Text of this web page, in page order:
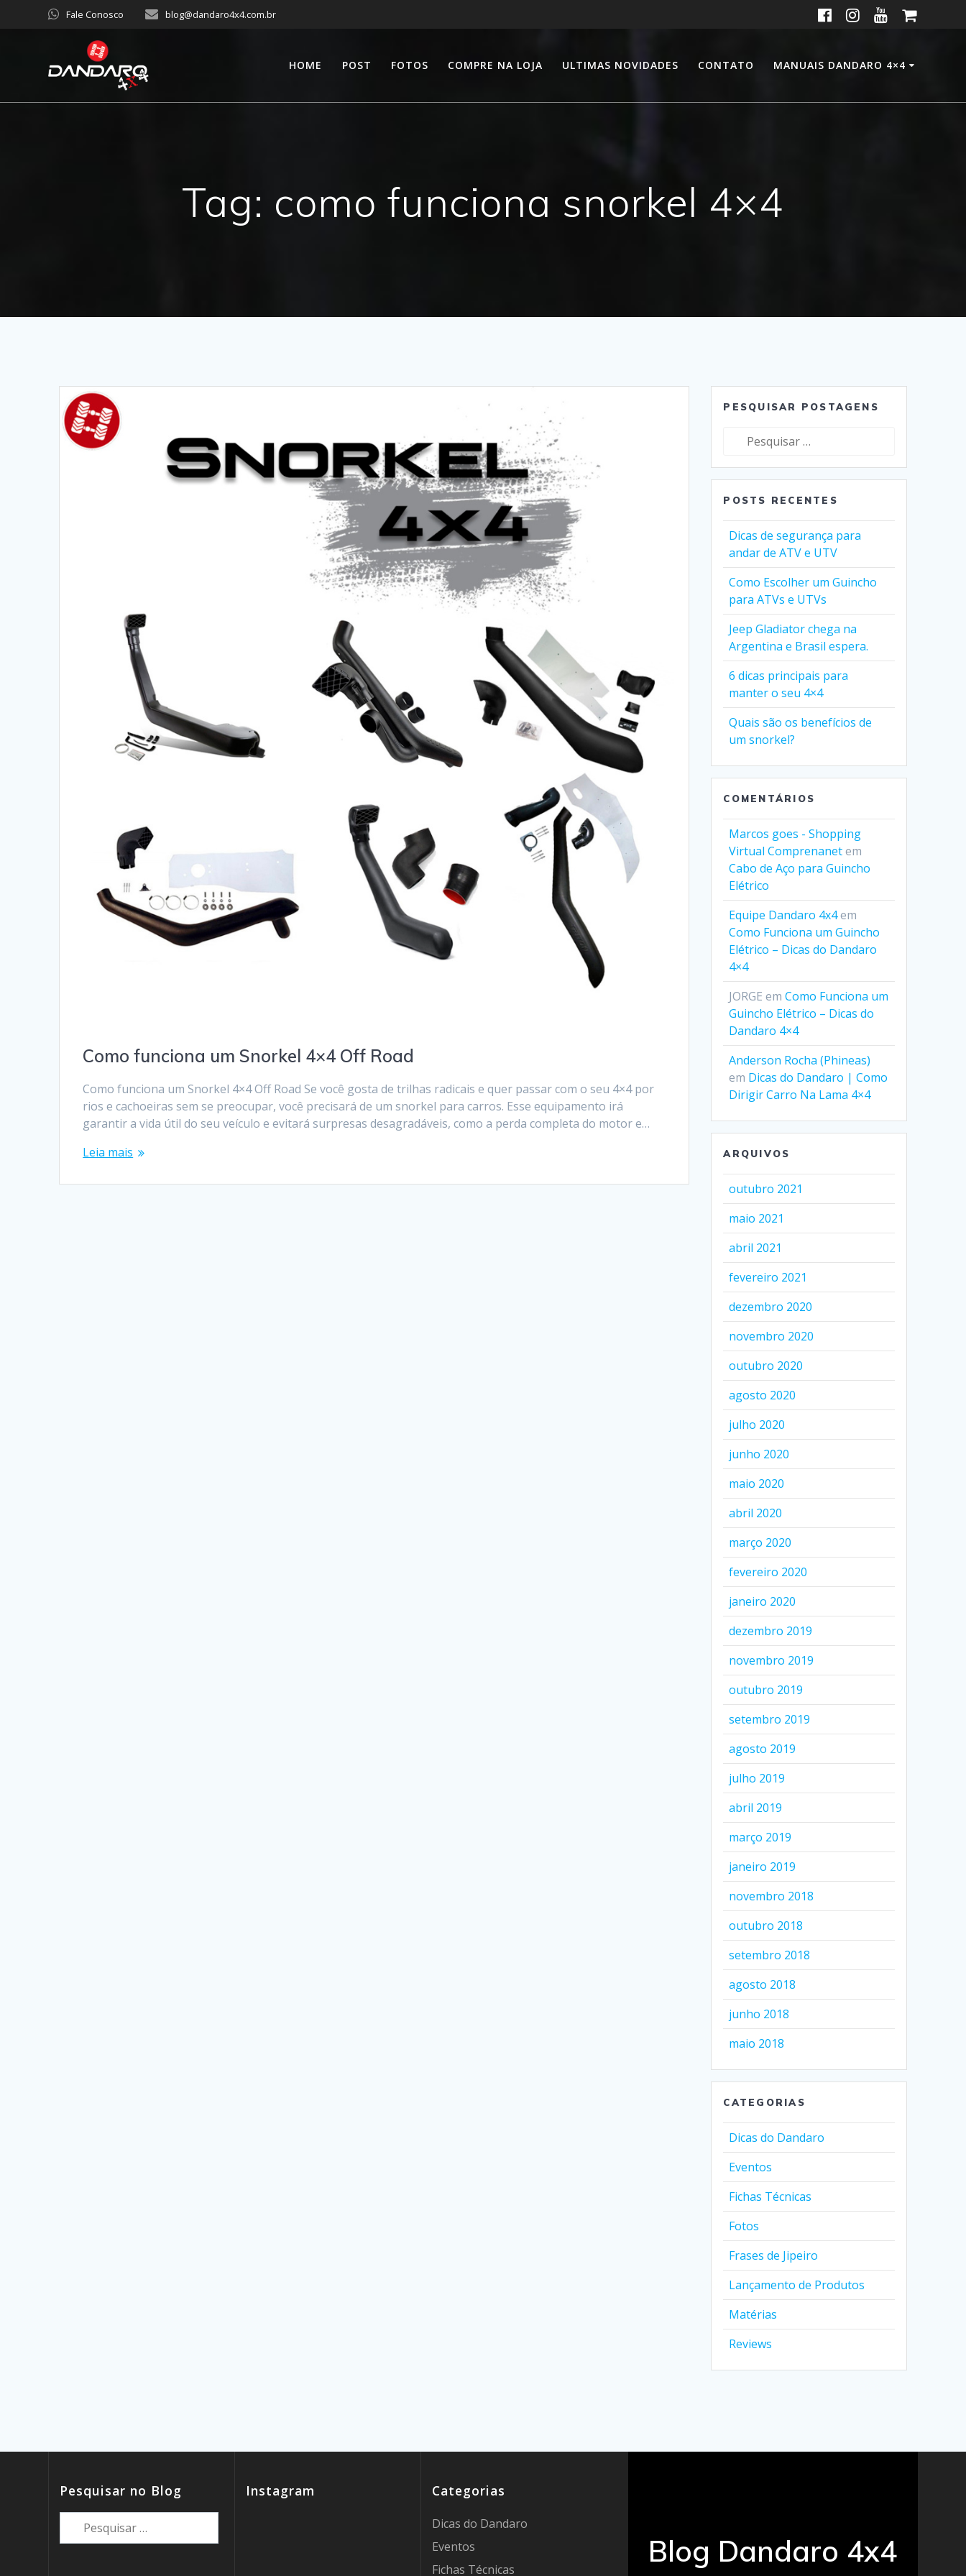
Fale Conosco blog@dandaro4x4.com.br
HOME POST FOTOS COMPRE NA LOJA ULTIMAS NOVIDADES CONTATO MANUAIS DANDARO 4×4
Tag: como funciona snorkel 4×4
Como funciona um Snorkel 4×4 Off Road
Como funciona um Snorkel 4×4 Off Road Se você gosta de trilhas radicais e quer passar com o seu 4×4 por
rios e cachoeiras sem se preocupar, você precisará de um snorkel para carros. Esse equipamento irá
garantir a vida útil do seu veículo e evitará surpresas desagradáveis, como a perda completa do motor e…
Leia mais
PESQUISAR POSTAGENS
Pesquisar
POSTS RECENTES
Dicas de segurança para
andar de ATV e UTV
Como Escolher um Guincho
para ATVs e UTVs
Jeep Gladiator chega na
Argentina e Brasil espera.
6 dicas principais para
manter o seu 4×4
Quais são os benefícios de
um snorkel?
COMENTÁRIOS
Marcos goes - Shopping
Virtual Comprenanetem
Cabo de Aço para Guincho
Elétrico
Equipe Dandaro 4x4em
Como Funciona um Guincho
Elétrico – Dicas do Dandaro
4×4
JORGE emComo Funciona um
Guincho Elétrico – Dicas do
Dandaro 4×4
Anderson Rocha (Phineas)
em Dicas do Dandaro | Como
Dirigir Carro Na Lama 4×4
ARQUIVOS
outubro 2021
maio 2021
abril 2021
fevereiro 2021
dezembro 2020
novembro 2020
outubro 2020
agosto 2020
julho 2020
junho 2020
maio 2020
abril 2020
março 2020
fevereiro 2020
janeiro 2020
dezembro 2019
novembro 2019
outubro 2019
setembro 2019
agosto 2019
julho 2019
abril 2019
março 2019
janeiro 2019
novembro 2018
outubro 2018
setembro 2018
agosto 2018
junho 2018
maio 2018
CATEGORIAS
Dicas do Dandaro
Eventos
Fichas Técnicas
Fotos
Frases de Jipeiro
Lançamento de Produtos
Matérias
Reviews
Pesquisar no Blog
Pesquisar
Instagram Categorias
Dicas do Dandaro
Eventos
Fichas Técnicas
Blog Dandaro 4x4